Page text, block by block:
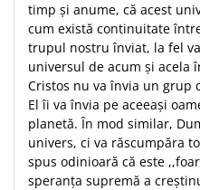
timp şi anume, că acest
cum există continuitate
trupul nostru înviat, la fel
universul de acum şi acela
Cristos nu va învia un grup
El îi va învia pe aceeaşi
planetă. În mod similar,
univers, ci va răscumpăra
spus odinioară că este
speranţa supremă a